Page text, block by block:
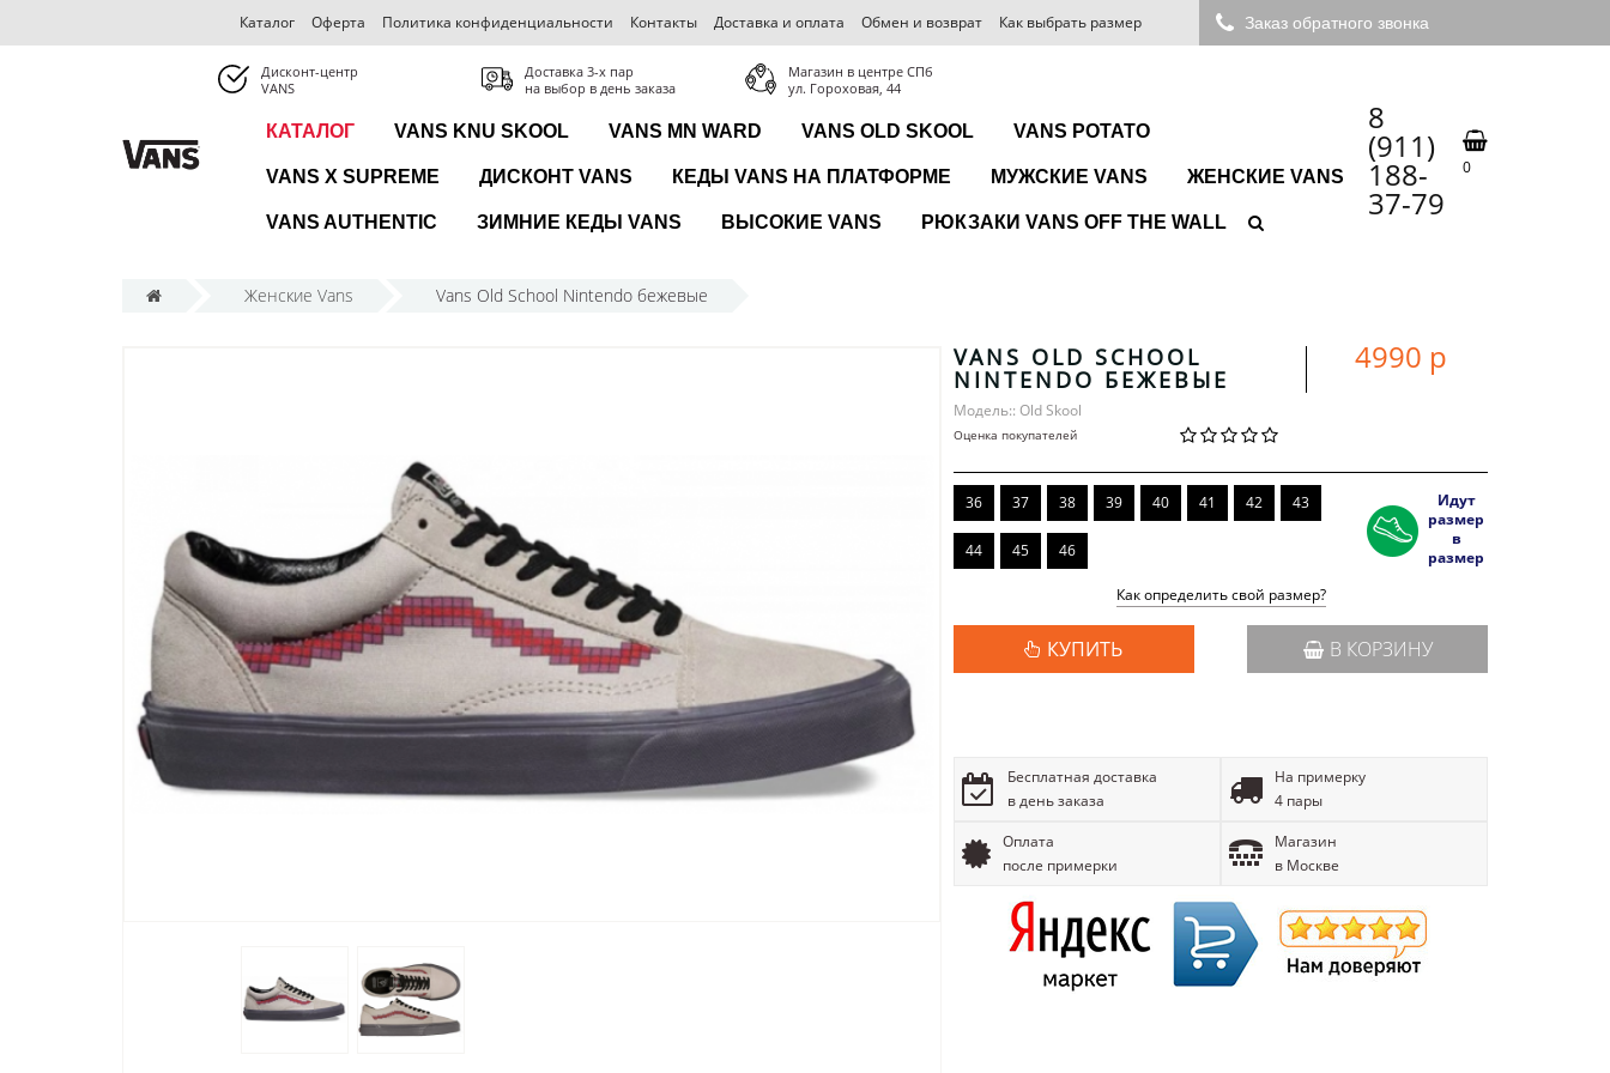
Каталог Оферта Политика конфиденциальности Контакты Доставка и оплата Обмен и возврат Как выбрать размер Заказ обратного звонка
Дисконт-центр
VANS
Доставка 3-x пар
на выбор в день заказа
Магазин в центре СПб
ул. Гороховая, 44
КАТАЛОГ VANS KNU SKOOL VANS MN WARD VANS OLD SKOOL VANS POTATO
VANS X SUPREME ДИСКОНТ VANS КЕДЫ VANS НА ПЛАТФОРМЕ МУЖСКИЕ VANS ЖЕНСКИЕ VANS
VANS AUTHENTIC ЗИМНИЕ КЕДЫ VANS ВЫСОКИЕ VANS РЮКЗАКИ VANS OFF THE WALL
8
(911)
188-
37-79
0
Женские Vans Vans Old School Nintendo бежевые
VANS OLD SCHOOL
NINTENDO БЕЖЕВЫЕ
Модель:: Old Skool
Оценка покупателей
4990 р
36 37 38 39 40 41 42 43
44 45 46
Идут
размер
в
размер
Как определить свой размер?
КУПИТЬ В КОРЗИНУ
Бесплатная доставка
в день заказа
На примерку
4 пары
Оплата
после примерки
Магазин
в Москве